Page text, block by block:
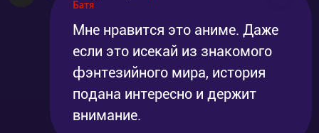
Батя
Мне нравится это аниме. Даже
если это исекай из знакомого
фэнтезийного мира, история
подана интересно и держит
внимание.